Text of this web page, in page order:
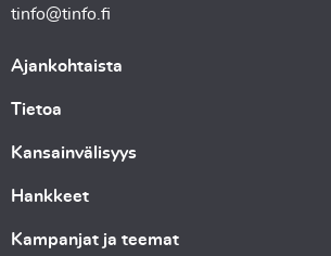
tinfo@tinfo.fi
Ajankohtaista
Tietoa
Kansainvälisyys
Hankkeet
Kampanjat ja teemat